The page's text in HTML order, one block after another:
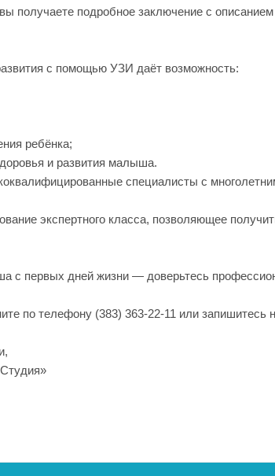
получаете подробное заключение с
с помощью УЗИ даёт возможность:
ребёнка;
и развития малыша.
специалисты с
экспертного класса, позволяющее
с первых дней жизни — доверьтесь
по телефону (383) 363-22-11 или запишитесь